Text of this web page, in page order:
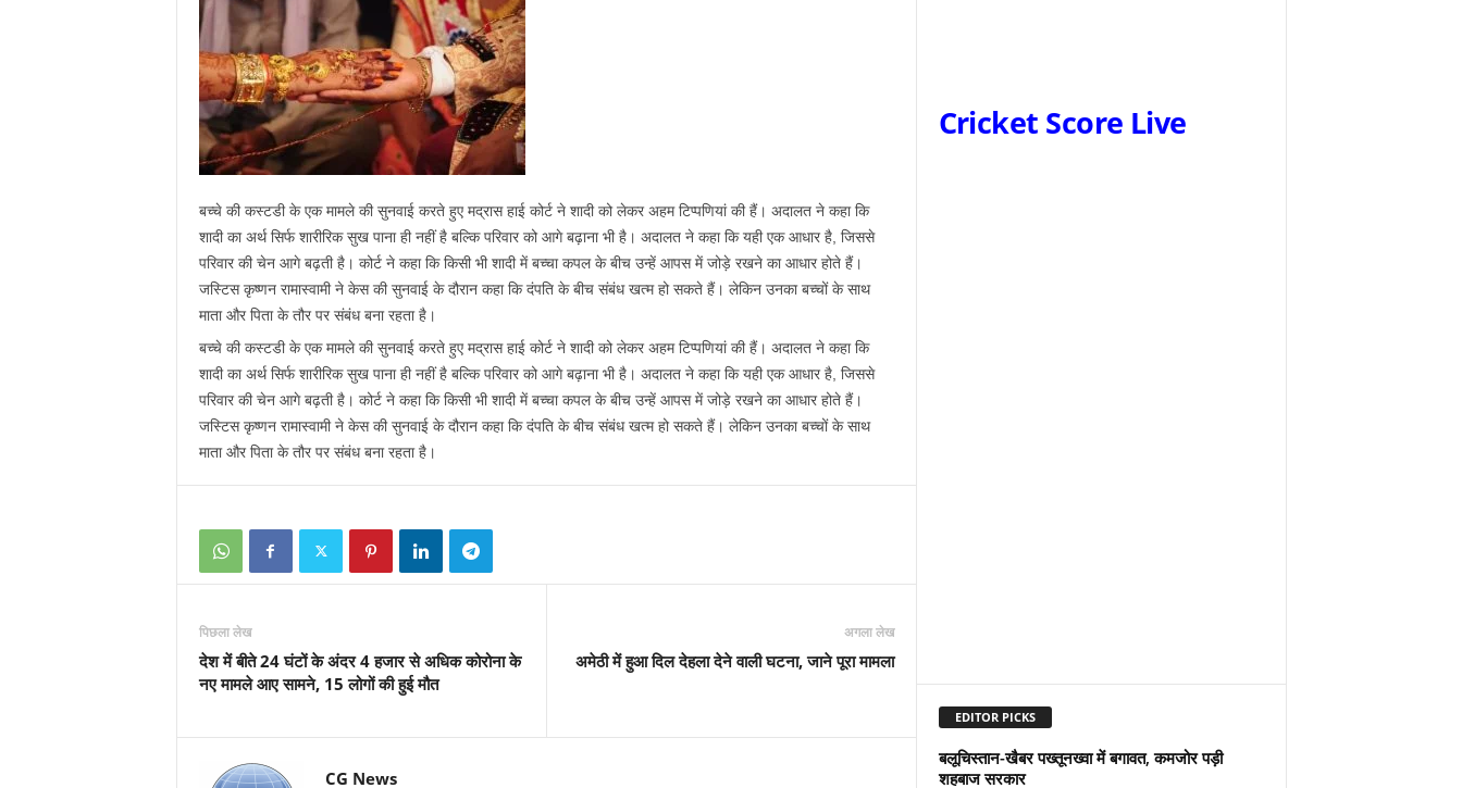
बच्चे की कस्टडी के एक मामले की सुनवाई करते हुए मद्रास हाई कोर्ट ने शादी को लेकर अहम टिप्पणियां की हैं। अदालत ने कहा कि
शादी का अर्थ सिर्फ शारीरिक सुख पाना ही नहीं है बल्कि परिवार को आगे बढ़ाना भी है। अदालत ने कहा कि यही एक आधार है, जिससे
परिवार की चेन आगे बढ़ती है। कोर्ट ने कहा कि किसी भी शादी में बच्चा कपल के बीच उन्हें आपस में जोड़े रखने का आधार होते हैं।
जस्टिस कृष्णन रामास्वामी ने केस की सुनवाई के दौरान कहा कि दंपति के बीच संबंध खत्म हो सकते हैं। लेकिन उनका बच्चों के साथ
माता और पिता के तौर पर संबंध बना रहता है।
बच्चे की कस्टडी के एक मामले की सुनवाई करते हुए मद्रास हाई कोर्ट ने शादी को लेकर अहम टिप्पणियां की हैं। अदालत ने कहा कि
शादी का अर्थ सिर्फ शारीरिक सुख पाना ही नहीं है बल्कि परिवार को आगे बढ़ाना भी है। अदालत ने कहा कि यही एक आधार है, जिससे
परिवार की चेन आगे बढ़ती है। कोर्ट ने कहा कि किसी भी शादी में बच्चा कपल के बीच उन्हें आपस में जोड़े रखने का आधार होते हैं।
जस्टिस कृष्णन रामास्वामी ने केस की सुनवाई के दौरान कहा कि दंपति के बीच संबंध खत्म हो सकते हैं। लेकिन उनका बच्चों के साथ
माता और पिता के तौर पर संबंध बना रहता है।
पिछला लेख
देश में बीते 24 घंटों के अंदर 4 हजार से अधिक कोरोना के
नए मामले आए सामने, 15 लोगों की हुई मौत
अगला लेख
अमेठी में हुआ दिल देहला देने वाली घटना, जाने पूरा मामला
CG News
Cricket Score Live
EDITOR PICKS
बलूचिस्तान-खैबर पख्तूनख्वा में बगावत, कमजोर पड़ी
शहबाज सरकार